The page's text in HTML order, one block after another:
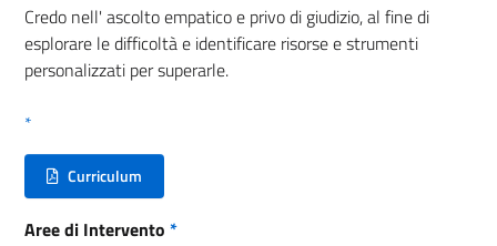
Credo nell' ascolto empatico e privo di giudizio, al fine di
esplorare le difficoltà e identificare risorse e strumenti
personalizzati per superarle.
*
Curriculum
(nuova scheda - new tab)
Aree di Intervento *